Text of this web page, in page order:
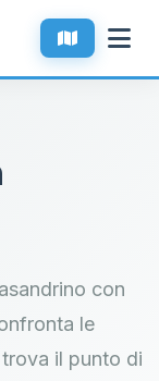
con
le
il punto di